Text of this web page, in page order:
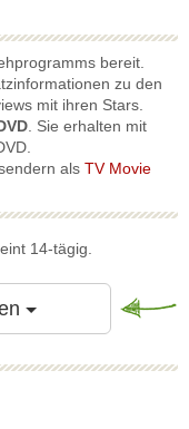
bereit.
zu den
mit ihren Stars.
. Sie erhalten mit
als TV Movie
14-tägig.
Toggle